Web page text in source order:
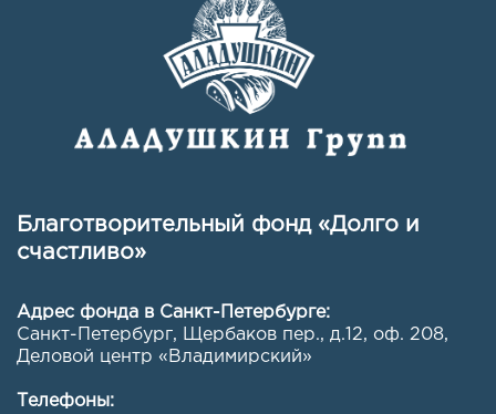
Благотворительный фонд «Долго и
счастливо»
Адрес фонда в Санкт-Петербурге:
Санкт-Петербург, Щербаков пер., д.12, оф. 208,
Деловой центр «Владимирский»
Телефоны: